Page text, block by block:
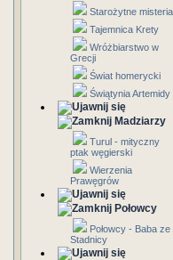
Starożytne misteria
Tajemnica Krety
Wróżbiarstwo w
Grecji
Świat homerycki
Świątynia Artemidy
Madziarzy
Turul - mityczny
ptak węgierski
Wierzenia
Prawęgrów
Połowcy
Połowcy - Baba ze
Stadnicy